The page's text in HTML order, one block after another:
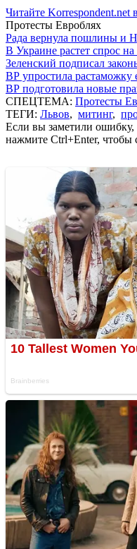
Читайте Korrespondent.net
Протесты Евроблях
Рада вернула пошлины и
В Украине растет спрос
Зеленский подписал
ВР упростила
ВР подготовила новые
СПЕЦТЕМА: Протесты
ТЕГИ: Львов, митинг,
Если вы заметили ошибку,
нажмите Ctrl+Enter, чтобы